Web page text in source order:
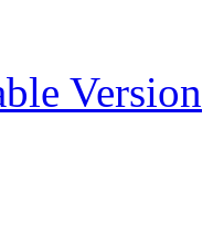
Version